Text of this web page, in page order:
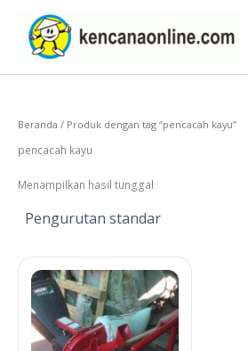
konten
Beranda / Produk dengan tag “pencacah kayu”
pencacah kayu
Menampilkan hasil tunggal